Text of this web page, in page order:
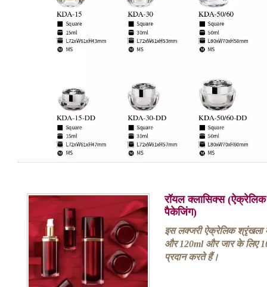
रॉयल क्लासिक्स
पैकेजिंग)
इस लक्जरी ऐक्रेलिक श्रृंखला
और 120ml और जार के लिए
प्रदान करते हैं।